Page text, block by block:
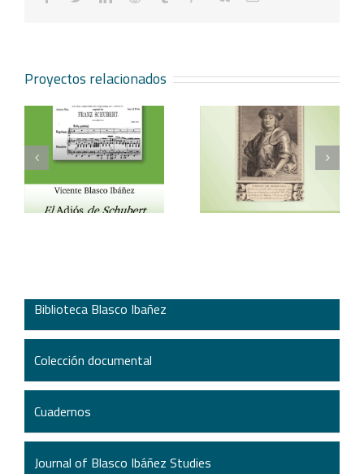
Proyectos relacionados
Vicente Blasco Ibáñez,
Hugo de Moncada
Aventura veneciana y
otros cuentos
Biblioteca Blasco Ibañez
Colección documental
Cuadernos
Journal of Blasco Ibáñez Studies